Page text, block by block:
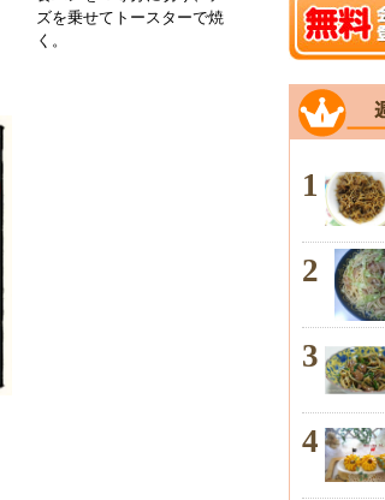
ズを乗せてトースターで焼
く。
1
2
3
4